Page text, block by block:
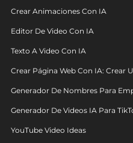
Crear Animaciones Con IA
Editor De Video Con IA
Texto A Video Con IA
Crear Página Web Con IA: Crear
Generador De Nombres Para
Generador De Videos IA Para
YouTube Video Ideas